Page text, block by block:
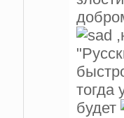
тогда
будет